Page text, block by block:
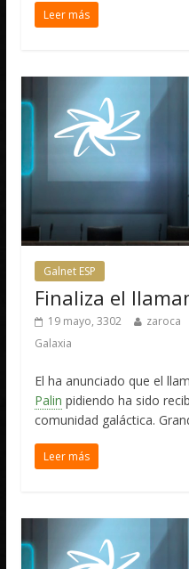
Leer más
Galnet ESP
Finaliza el
19 mayo, 3302 zaroca
Galaxia
El ha anunciado que el
Palin pidiendo ha sido
comunidad galáctica.
Leer más